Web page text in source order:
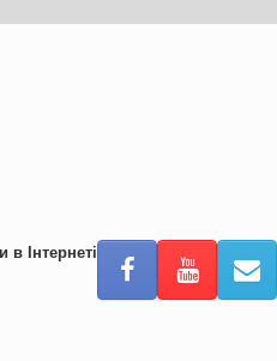
в Інтернеті